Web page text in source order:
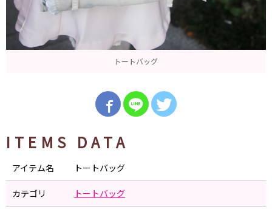
トートバッグ
ITEMS DATA
アイテム名 トートバッグ
カテゴリ トートバッグ